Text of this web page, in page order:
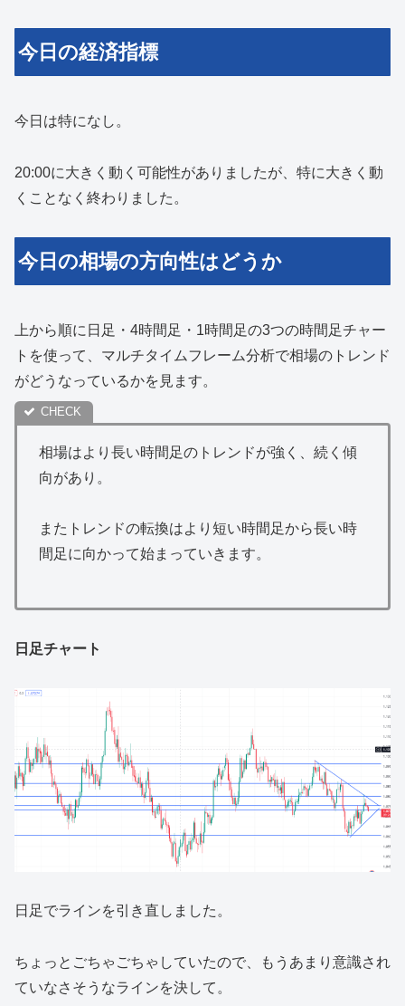
今日の経済指標
今日は特になし。
20:00に大きく動く可能性がありましたが、特に大きく動
くことなく終わりました。
今日の相場の方向性はどうか
上から順に日足・4時間足・1時間足の3つの時間足チャー
トを使って、マルチタイムフレーム分析で相場のトレンド
がどうなっているかを見ます。
相場はより長い時間足のトレンドが強く、続く傾
向があり。
またトレンドの転換はより短い時間足から長い時
間足に向かって始まっていきます。
日足チャート
日足でラインを引き直しました。
ちょっとごちゃごちゃしていたので、もうあまり意識され
ていなさそうなラインを決して。